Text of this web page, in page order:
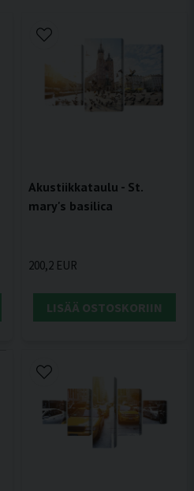
Akustiikkataulu - St.
mary's basilica
200,2 EUR
LISÄÄ OSTOSKORIIN